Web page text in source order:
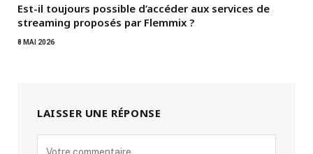
Est-il toujours possible d’accéder aux services de
streaming proposés par Flemmix ?
8 MAI 2026
LAISSER UNE RÉPONSE